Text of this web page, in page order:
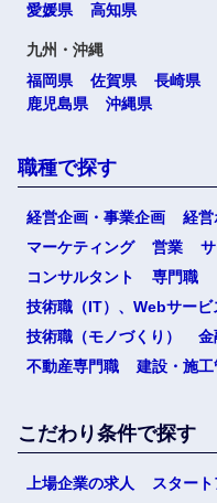
愛媛県
高知県
九州・沖縄
福岡県
佐賀県 長崎県
鹿児島県
沖縄県
職種で探す
経営企画・事業企画 経営
マーケティング
営業
コンサルタント
専門職
技術職（IT）、Webサー
技術職（モノづくり）
金
不動産専門職
建設・施工
こだわり条件で探す
上場企業の求人
スター